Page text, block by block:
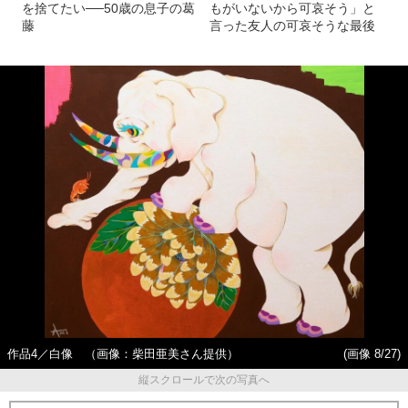
を捨てたい──50歳の息子の葛
藤
もがいないから可哀そう」と
言った友人の可哀そうな最後
作品4／白像 （画像：柴田亜美さん提供）
(画像 8/27)
縦スクロールで次の写真へ